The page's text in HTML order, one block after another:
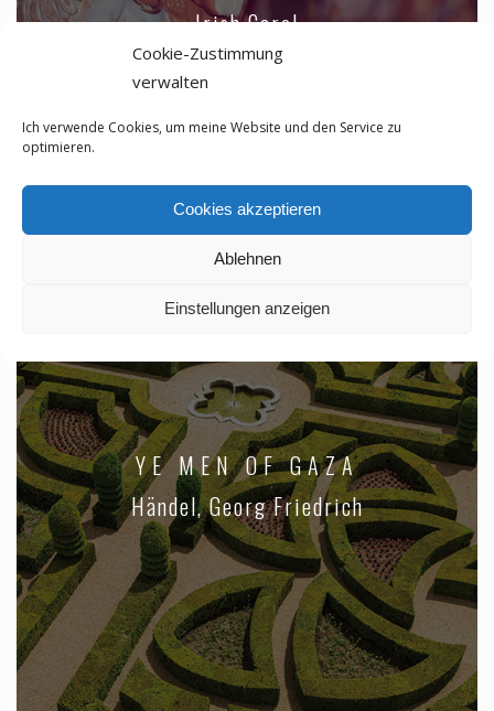
Cookie-Zustimmung
verwalten
Ich verwende Cookies, um meine Website und den Service zu
optimieren.
Cookies akzeptieren
Ablehnen
Einstellungen anzeigen
Irish Carol
YE MEN OF GAZA
Händel, Georg Friedrich